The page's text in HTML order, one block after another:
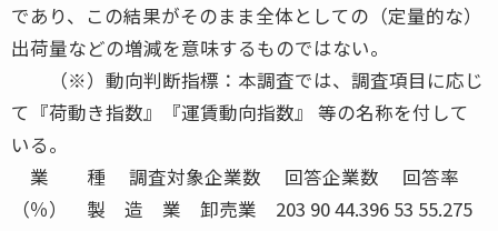
であり、この結果がそのまま全体としての（定量的な）
出荷量などの増減を意味するものではない。
（※）動向判断指標：本調査では、調査項目に応じ
て『荷動き指数』『運賃動向指数』 等の名称を付して
いる。
業 種 調査対象企業数 回答企業数 回答率（％） 製 造 業 卸売業 203 90 44.396 53 55.275 44 58.790 48 53.3207 95 45.996 50 52.1180 90 50.0114 57 50.0239 93 38.9437 158 36.2280 113 40.450 27 54.0184 77 41.82,251 995 44.2119 67 56.3130 64 49.2249 131 52.62,500 1,126 45.0「増加する（値上がり）」 と回答した事業所割合 「減少する（値下がり）」 と回答した事業所割合 調査対象企業数と回答企業数 物流コスト割合の実績と見通し 食 料 品 ・ 飲 料 繊 維 ・ 衣 服 木 材 ・ 家 具 パ ル プ ・ 紙 化学・プラスチック 窯 業 ・ 土 石 鉄 鋼 ・ 非 鉄 金 属 製 品 一 般 機 械 電 気 機 械 輸 送 用 機 械 精 密 機 械 そ の 他 計 生 産 財 消 費 財 計 合 計 業 種 製 造 業 卸売業 84 19 60 21 △ 2 83 20 47 33 △ 1352 15 64 21 △ 6 52 12 67 21 △ 943 14 63 23 △ 9 43 12 62 26 △ 1446 15 50 35 △ 20 45 9 53 38 △ 2993 8 60 32 △ 24 93 11 51 38 △ 2748 13 58 29 △ 16 48 10 63 27 △ 1788 15 57 28 △ 13 87 13 62 25 △ 1256 20 53 27 △ 7 55 27 38 35 △ 888 18 57 25 △ 7 88 15 54 31 △ 16153 20 47 33 △ 13 152 13 43 44 △ 31110 14 61 25 △ 11 110 14 59 27 △ 1324 13 62 25 △ 12 24 8 75 17 △ 973 29 46 25 △ 4 73 23 52 25 △ 2958 17 56 27 △ 10 953 15 53 32 △ 1765 22 61 17 △ 5 65 20 57 23 △ 362 18 51 31 △ 13 62 21 52 27 △ 6127 20 56 24 △ 4 127 20 55 25 △ 51,085 17 56 27 △ 10 1,080 15 54 31 △ 16食 料 品 ・ 飲 料 繊 維 ・ 衣 服 木 材 ・ 家 具 パ ル プ ・ 紙 化学・プラスチック 窯 業 ・ 土 石 鉄 鋼 ・ 非 鉄 金 属 製 品 一 般 機 械 電 気 機 械 輸 送 用 機 械 精 密 機 械 そ の 他 計 生 産 財 消 費 財 計 合 計 ２００３ 年 １ 月〜 ３ 月実績 回答 構成比（％） 動向 社数 上昇 不変 下降 指数 ２００３ 年 ４ 月〜 ６ 月見通し 回答 構成比（％） 動向 社数 上昇 不変 下降 指数 JUNE 2003 １００在庫量（製品）の実績と見通し 業 種 製 造 業 卸売業 79 11 56 33 △ 22 79 13 53 34 △ 2146 9 50 41 △ 32 46 2 59 39 △ 3740 28 44 28 0 40 15 50 35 △ 2048 15 50 35 △ 20 48 13 62 25 △ 1289 12 36 52 △ 40 89 18 39 43 △ 2547 17 36 47 △ 30 47 17 43 40 △ 2384 18 47 35 △ 17 83 13 47 40 △ 2746 15 48 37 △ 22 46 17 37 46 △ 2982 15 50 35 △ 20 82 10 45 45 △ 35144 15 36 49 △ 34 144 13 35 52 △ 39104 17 56 27 △ 10 104 19 46 35 △ 1623 13 48 39 △ 26 23 9 48 43 △ 3473 12 58 30 △ 18 72 18 49 33 △ 15905 15 47 38 △ 23 903 14 46 40 △ 2648 10 55 35 △ 25 48 4 56 40 △ 3650 12 48 40 △ 28 50 14 46 40 △ 2698 11 51 38 △ 27 98 9 51 40 △ 311,003 15 47 38 △ 23 1,001 14 46 40 △ 26食 料 品 ・ 飲 料 繊 維 ・ 衣 服 木 材 ・ 家 具 パ ル プ ・ 紙 化学・プラスチック 窯 業 ・ 土 石 鉄 鋼 ・ 非 鉄 金 属 製 品 一 般 機 械 電 気 機 械 輸 送 用 機 械 精 密 機 械 そ の 他 計 生 産 財 消 費 財 計 合 計 ２００３ 年 １ 月〜 ３ 月実績 回答 構成比（％） 在庫動向 社数 増加 横ばい 減少 指数 ２００３ 年 ４ 月〜 ６ 月見通し 回答 構成比（％） 在庫動向 社数 増加 横ばい 減少 指数 在庫量（原材料）の実績と見通し 業 種 製 造 業 卸売業 75 7 61 32 △ 25 75 8 60 32 △ 2439 5 54 41 △ 36 39 0 67 33 △ 3341 20 43 37 △ 17 41 12 42 46 △ 3443 9 54 37 △ 28 43 9 65 26 △ 1785 11 50 39 △ 28 85 8 59 33 △ 2545 7 44 49 △ 42 45 7 42 51 △ 4481 15 54 31 △ 16 81 12 53 35 △ 2346 17 48 35 △ 18 46 15 48 37 △ 2282 11 50 39 △ 28 82 7 49 44 △ 37138 15 38 47 △ 32 138 9 38 53 △ 44102 21 56 23 △ 2 102 21 46 33 △ 1222 9 50 41 △ 32 22 5 59 36 △ 3166 12 61 27 △ 15 65 11 54 35 △ 24865 13 51 36 △ 23 864 10 51 39 △ 2932 0 50 50 △ 50 33 3 45 52 △ 4930 15 43 47 △ 37 30 3 43 54 △ 5162 5 47 48 △ 43